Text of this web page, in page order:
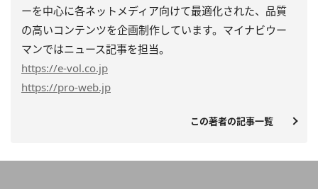
ーを中心に各ネットメディア向けて最適化された、品質
の高いコンテンツを企画制作しています。マイナビウー
マンではニュース記事を担当。
https://e-vol.co.jp
https://pro-web.jp
この著者の記事一覧